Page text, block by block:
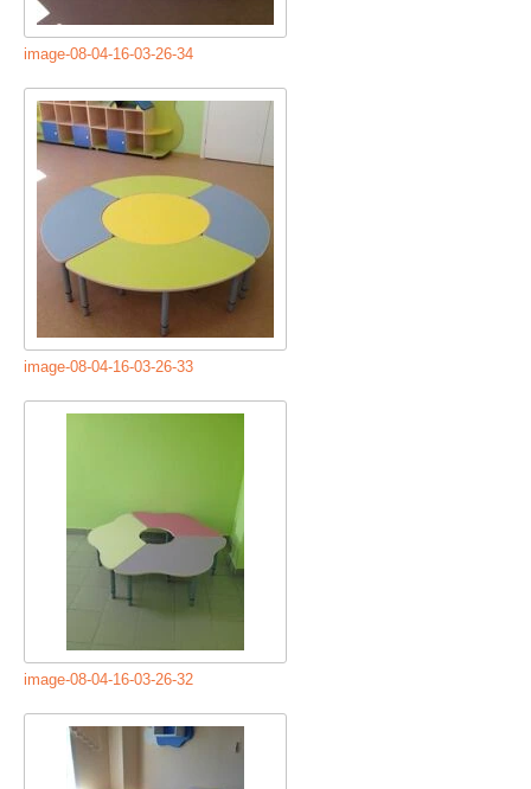
image-08-04-16-03-26-34
image-08-04-16-03-26-33
image-08-04-16-03-26-32